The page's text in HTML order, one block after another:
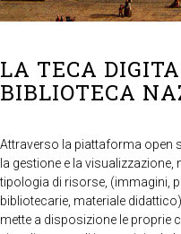
LA TECA
BIBLIOTECA
Attraverso la piattaforma open
la gestione e la
tipologia di risorse, (immagini,
bibliotecarie, materiale
mette a disposizione le proprie